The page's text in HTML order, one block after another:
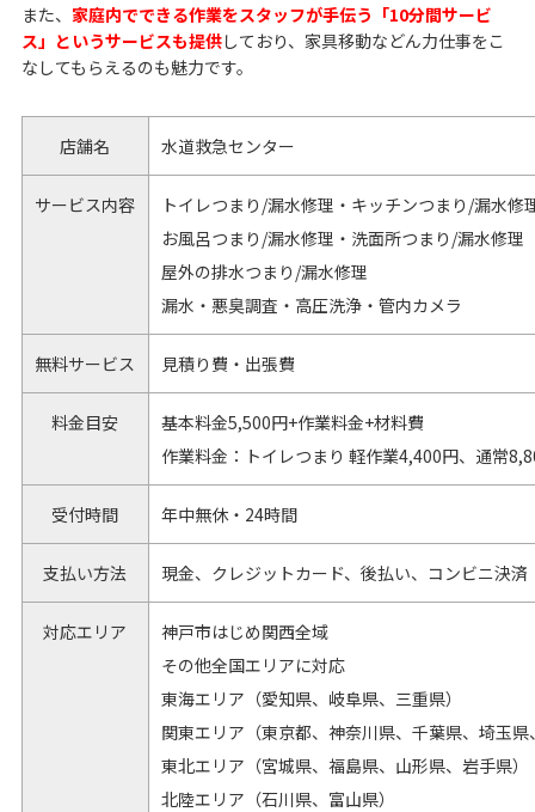
また、 家庭内でできる作業をスタッフが手伝う「10分間サービ
ス」というサービスも提供しており、家具移動などん力仕事をこ
なしてもらえるのも魅力です。
店舗名 水道救急センター
サービス内容
トイレつまり/漏水修理・キッチンつまり/漏水修
お風呂つまり/漏水修理・洗面所つまり/漏水修理
屋外の排水つまり/漏水修理
漏水・悪臭調査・高圧洗浄・管内カメラ
無料サービス 見積り費・出張費
料金目安
基本料金5,500円+作業料金+材料費
作業料金：トイレつまり 軽作業4,400円、通常
受付時間 年中無休・24時間
支払い方法 現金、クレジットカード、後払い、コンビニ決済
対応エリア
神戸市はじめ関西全域
その他全国エリアに対応
東海エリア（愛知県、岐阜県、三重県）
関東エリア（東京都、神奈川県、千葉県、埼玉
東北エリア（宮城県、福島県、山形県、岩手県）
北陸エリア（石川県、富山県）